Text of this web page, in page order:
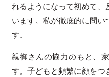
れるようになって初めて、
います。私が徹底的に問い
す。
親御さんの協力のもと、
す。子どもと頻繁に顔をつ